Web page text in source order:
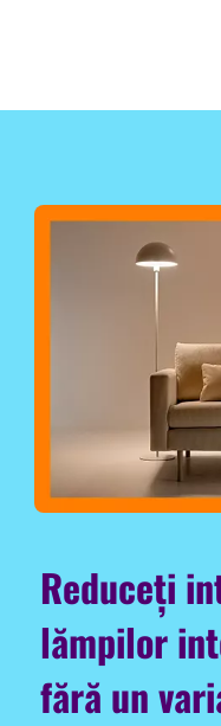
Reduceți
lămpilor
fără un